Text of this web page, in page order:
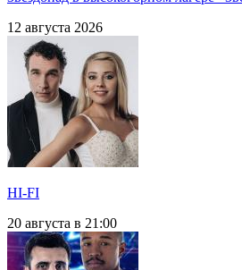
12 августа 2026
HI-FI
20 августа в 21:00